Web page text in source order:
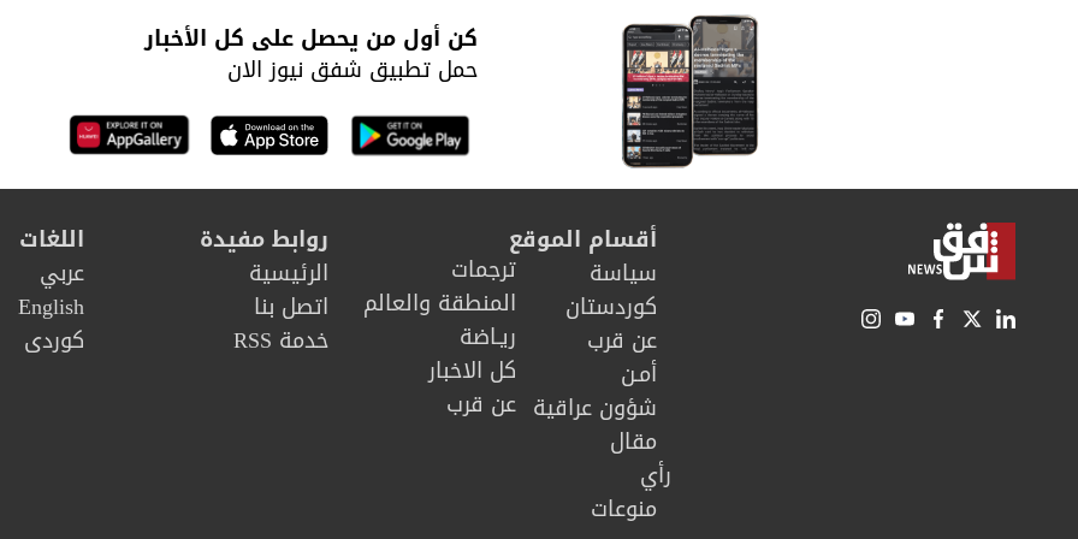
كن أول من يحصل على كل الأخبار
حمل تطبيق شفق نيوز الان
أقسام الموقع
سیاسة
كوردستان
عن قرب
أمـن
شؤون عراقية
مقال
رأي
منوعات
ترجمات
المنطقة والعالم
ريـاضة
كل الاخبار
عن قرب
روابط مفيدة
الرئيسية
اتصل بنا
خدمة RSS
اللغات
عربي
English
كوردى